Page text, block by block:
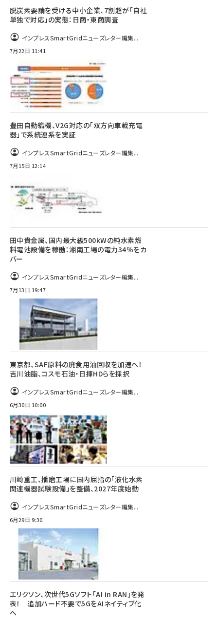
脱炭素要請を受ける中小企業、7割超が「自社
単独で対応」の実態：日商・東商調査
インプレスSmartGridニューズレター編集...
7月22日 11:41
豊田自動織機、V2G対応の「双方向車載充電
器」で系統連系を実証
インプレスSmartGridニューズレター編集...
7月15日 12:14
田中貴金属、国内最大級500kWの純水素燃
料電池設備を稼働：湘南工場の電力34％をカ
バー
インプレスSmartGridニューズレター編集...
7月13日 19:47
東京都、SAF原料の廃食用油回収を加速へ！
吉川油脂、コスモ石油・日揮HDらを採択
インプレスSmartGridニューズレター編集...
6月30日 10:00
川崎重工、播磨工場に国内屈指の「液化水素
関連機器試験設備」を整備、2027年度始動
インプレスSmartGridニューズレター編集...
6月29日 9:30
エリクソン、次世代5Gソフト「AI in RAN」を発
表！ 追加ハード不要で5GをAIネイティブ化
へ